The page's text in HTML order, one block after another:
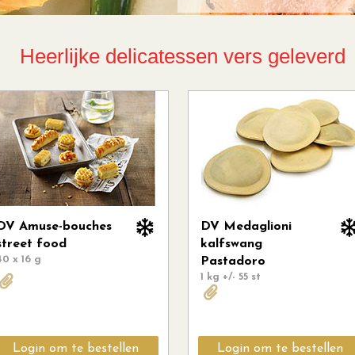
Heerlijke delicatessen vers geleverd
DV Medaglioni
1 kg +/- 55 st
Login om te bestellen
Tomahawk Holstein
1 - 1.3 kg
Login om te bestellen